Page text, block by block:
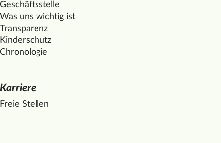
Geschäftsstelle
Was uns wichtig ist
Transparenz
Kinderschutz
Chronologie
Karriere
Freie Stellen